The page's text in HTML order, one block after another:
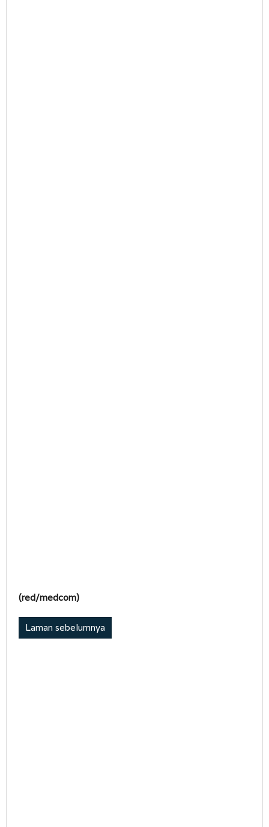
(red/medcom)
Laman sebelumnya